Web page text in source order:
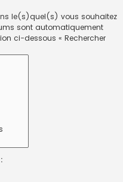
le(s)quel(s) vous souhaitez
sont automatiquement
ci-dessous « Rechercher